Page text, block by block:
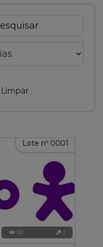
Limpar
Lote nº 0001
331 1